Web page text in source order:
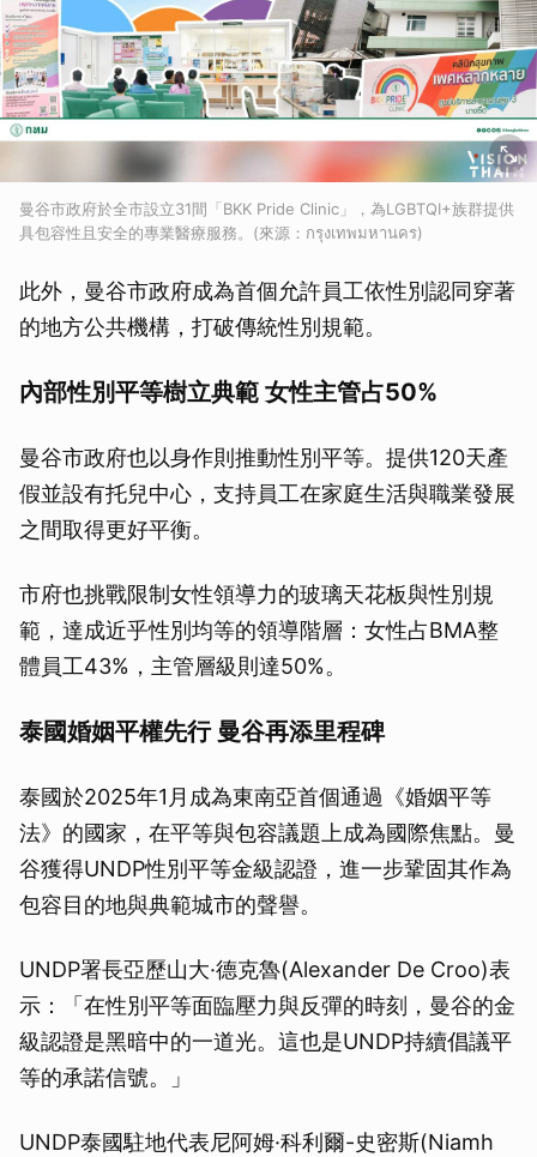
曼谷市政府於全市設立31間「BKK Pride Clinic」，為LGBTQI+族群提供
具包容性且安全的專業醫療服務。(來源：กรุงเทพมหานคร)
此外，曼谷市政府成為首個允許員工依性別認同穿著
的地方公共機構，打破傳統性別規範。
內部性別平等樹立典範 女性主管占50%
曼谷市政府也以身作則推動性別平等。提供120天產
假並設有托兒中心，支持員工在家庭生活與職業發展
之間取得更好平衡。
市府也挑戰限制女性領導力的玻璃天花板與性別規
範，達成近乎性別均等的領導階層：女性占BMA整
體員工43%，主管層級則達50%。
泰國婚姻平權先行 曼谷再添里程碑
泰國於2025年1月成為東南亞首個通過《婚姻平等
法》的國家，在平等與包容議題上成為國際焦點。曼
谷獲得UNDP性別平等金級認證，進一步鞏固其作為
包容目的地與典範城市的聲譽。
UNDP署長亞歷山大·德克魯(Alexander De Croo)表
示：「在性別平等面臨壓力與反彈的時刻，曼谷的金
級認證是黑暗中的一道光。這也是UNDP持續倡議平
等的承諾信號。」
UNDP泰國駐地代表尼阿姆·科利爾-史密斯(Niamh